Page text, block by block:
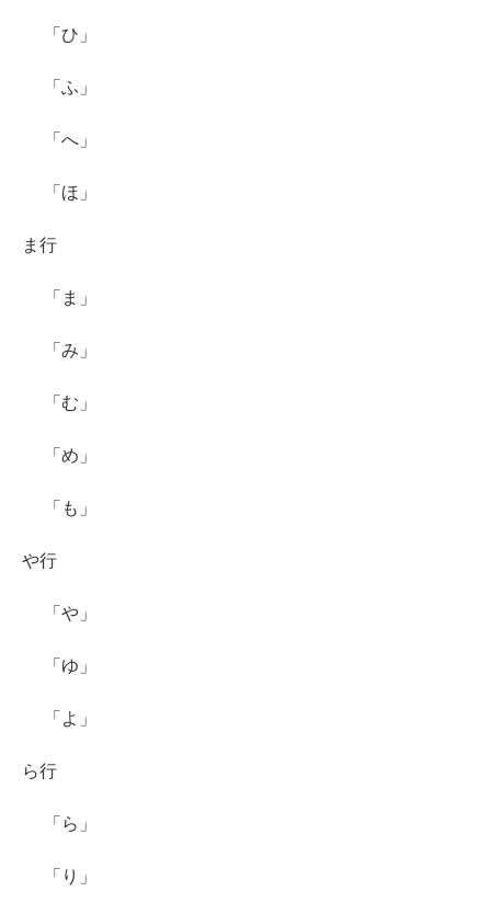
「ひ」
「ふ」
「へ」
「ほ」
ま行
「ま」
「み」
「む」
「め」
「も」
や行
「や」
「ゆ」
「よ」
ら行
「ら」
「り」